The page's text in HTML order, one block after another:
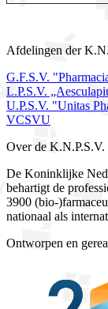
Afdelingen der
G.F.S.V.
L.P.S.V.
U.P.S.V. "Unitas
VCSVU
Over de K.N.P.S.V.
De Koninklijke
behartigt de
3900 (bio-
nationaal als
Ontworpen en